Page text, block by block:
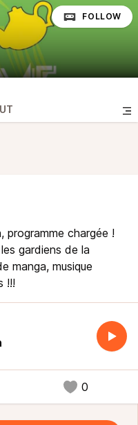
FOLLOW
programme chargée !
gardiens de la
manga, musique
!!!
0